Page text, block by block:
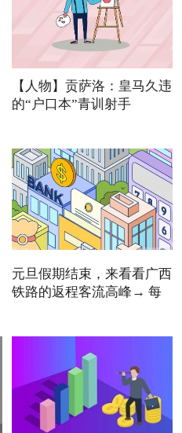
【人物】贡萨洛：皇马久违
的“户口本”青训射手
元旦假期结束，来看看广西
铁路的返程客流高峰→ 每